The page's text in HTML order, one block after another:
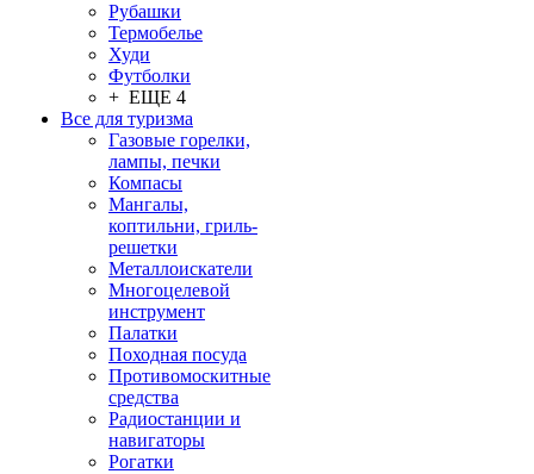
Рубашки
Термобелье
Худи
Футболки
+ ЕЩЕ 4
Все для туризма
Газовые горелки,
лампы, печки
Компасы
Мангалы,
коптильни, гриль-
решетки
Металлоискатели
Многоцелевой
инструмент
Палатки
Походная посуда
Противомоскитные
средства
Радиостанции и
навигаторы
Рогатки